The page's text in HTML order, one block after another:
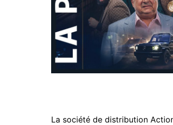
La société de distribution